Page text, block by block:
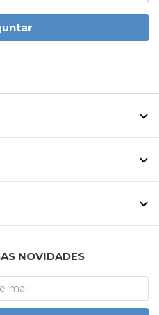
NOVIDADES